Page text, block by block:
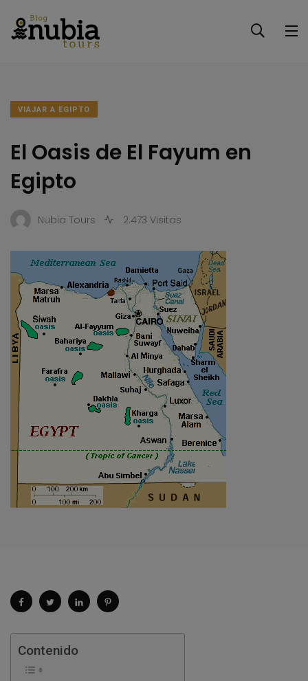
VIAJAR A EGIPTO
El Oasis de El Fayum en
Egipto
Nubia Tours 2.473 Visitas
Contenido